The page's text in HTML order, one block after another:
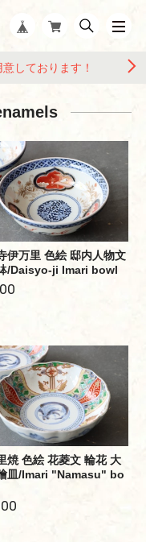
しております！
伊万里 色絵 邸内人物文
/Daisyo-ji Imari bowl
焼 色絵 花菱文 輪花 大
皿/Imari "Namasu" bo